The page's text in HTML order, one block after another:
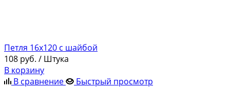
Петля 16х120 с шайбой
108 руб. / Штука
В корзину
В сравнение
Быстрый просмотр